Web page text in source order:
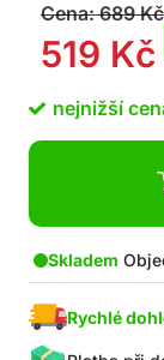
Cena:689Kč
519 Kč
nejnižší
Skladem
Rychlé